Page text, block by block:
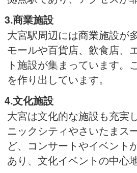
3.商業施設
大宮駅周辺には商業施設が
モールや百貨店、飲食店、
ト施設が集まっています。
を作り出しています。
4.文化施設
大宮は文化的な施設も充実
ニックシティやさいたまス
ど、コンサートやイベント
あり、文化イベントの中心